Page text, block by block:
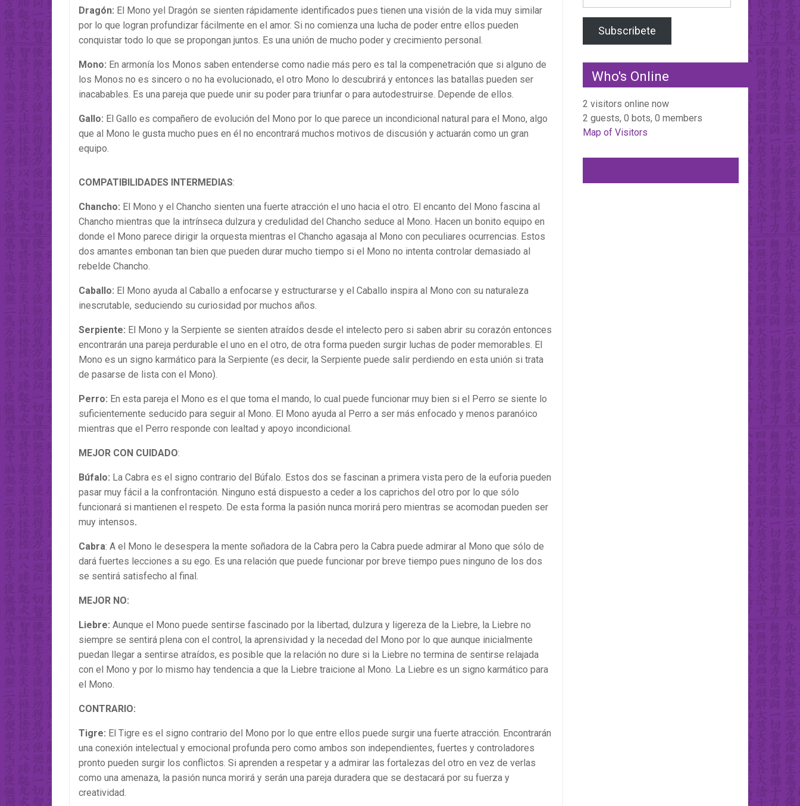
Dragón: El Mono yel Dragón se sienten rápidamente identificados pues tienen una visión de la vida muy similar
por lo que logran profundizar fácilmente en el amor. Si no comienza una lucha de poder entre ellos pueden
conquistar todo lo que se propongan juntos. Es una unión de mucho poder y crecimiento personal.
Mono: En armonía los Monos saben entenderse como nadie más pero es tal la compenetración que si alguno de
los Monos no es sincero o no ha evolucionado, el otro Mono lo descubrirá y entonces las batallas pueden ser
inacabables. Es una pareja que puede unir su poder para triunfar o para autodestruirse. Depende de ellos.
Gallo: El Gallo es compañero de evolución del Mono por lo que parece un incondicional natural para el Mono, algo
que al Mono le gusta mucho pues en él no encontrará muchos motivos de discusión y actuarán como un gran
equipo.
COMPATIBILIDADES INTERMEDIAS:
Chancho: El Mono y el Chancho sienten una fuerte atracción el uno hacia el otro. El encanto del Mono fascina al
Chancho mientras que la intrínseca dulzura y credulidad del Chancho seduce al Mono. Hacen un bonito equipo en
donde el Mono parece dirigir la orquesta mientras el Chancho agasaja al Mono con peculiares ocurrencias. Estos
dos amantes embonan tan bien que pueden durar mucho tiempo si el Mono no intenta controlar demasiado al
rebelde Chancho.
Caballo: El Mono ayuda al Caballo a enfocarse y estructurarse y el Caballo inspira al Mono con su naturaleza
inescrutable, seduciendo su curiosidad por muchos años.
Serpiente: El Mono y la Serpiente se sienten atraídos desde el intelecto pero si saben abrir su corazón entonces
encontrarán una pareja perdurable el uno en el otro, de otra forma pueden surgir luchas de poder memorables. El
Mono es un signo karmático para la Serpiente (es decir, la Serpiente puede salir perdiendo en esta unión si trata
de pasarse de lista con el Mono).
Perro: En esta pareja el Mono es el que toma el mando, lo cual puede funcionar muy bien si el Perro se siente lo
suficientemente seducido para seguir al Mono. El Mono ayuda al Perro a ser más enfocado y menos paranóico
mientras que el Perro responde con lealtad y apoyo incondicional.
MEJOR CON CUIDADO:
Búfalo: La Cabra es el signo contrario del Búfalo. Estos dos se fascinan a primera vista pero de la euforia pueden
pasar muy fácil a la confrontación. Ninguno está dispuesto a ceder a los caprichos del otro por lo que sólo
funcionará si mantienen el respeto. De esta forma la pasión nunca morirá pero mientras se acomodan pueden ser
muy intensos.
Cabra: A el Mono le desespera la mente soñadora de la Cabra pero la Cabra puede admirar al Mono que sólo de
dará fuertes lecciones a su ego. Es una relación que puede funcionar por breve tiempo pues ninguno de los dos
se sentirá satisfecho al final.
MEJOR NO:
Liebre: Aunque el Mono puede sentirse fascinado por la libertad, dulzura y ligereza de la Liebre, la Liebre no
siempre se sentirá plena con el control, la aprensividad y la necedad del Mono por lo que aunque inicialmente
puedan llegar a sentirse atraídos, es posible que la relación no dure si la Liebre no termina de sentirse relajada
con el Mono y por lo mismo hay tendencia a que la Liebre traicione al Mono. La Liebre es un signo karmático para
el Mono.
CONTRARIO:
Tigre: El Tigre es el signo contrario del Mono por lo que entre ellos puede surgir una fuerte atracción. Encontrarán
una conexión intelectual y emocional profunda pero como ambos son independientes, fuertes y controladores
pronto pueden surgir los conflictos. Si aprenden a respetar y a admirar las fortalezas del otro en vez de verlas
como una amenaza, la pasión nunca morirá y serán una pareja duradera que se destacará por su fuerza y
creatividad.
Address
Subscribete
Who's Online
2 visitors online now
2 guests, 0 bots, 0 members
Map of Visitors